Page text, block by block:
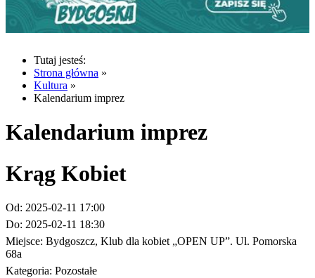
Tutaj jesteś:
Strona główna »
Kultura »
Kalendarium imprez
Kalendarium imprez
Krąg Kobiet
Od: 2025-02-11 17:00
Do: 2025-02-11 18:30
Miejsce: Bydgoszcz, Klub dla kobiet „OPEN UP”. Ul. Pomorska
68a
Kategoria: Pozostałe